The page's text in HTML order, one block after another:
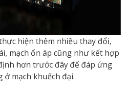
hiện thêm nhiều thay đổi,
mạch ổn áp cũng như kết hợp
hơn trước đây để đáp ứng
ở mạch khuếch đại.